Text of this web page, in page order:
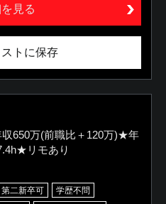
見る
トに保存
650万(前職比＋120万)★年
リモあり
第二新卒可
学歴不問